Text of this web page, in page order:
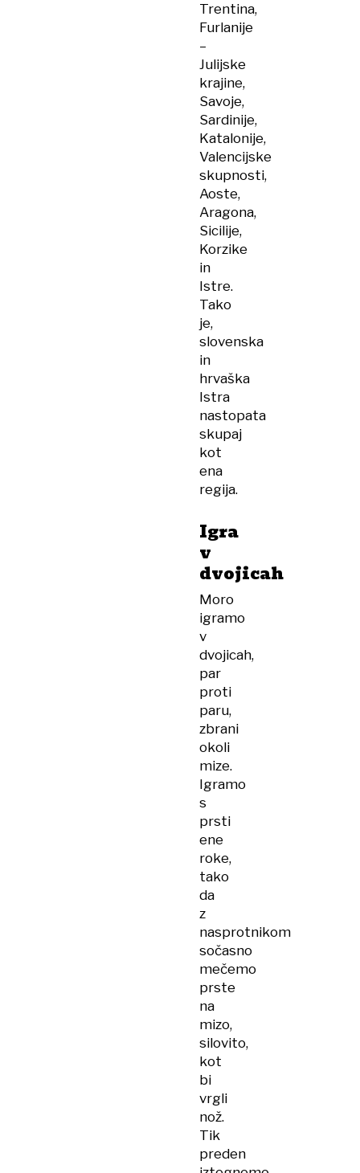
Trentina,
Furlanije
–
Julijske
krajine,
Savoje,
Sardinije,
Katalonije,
Valencijske
skupnosti,
Aoste,
Aragona,
Sicilije,
Korzike
in
Istre.
Tako
je,
slovenska
in
hrvaška
Istra
nastopata
skupaj
kot
ena
regija.
Igra
v
dvojicah
Moro
igramo
v
dvojicah,
par
proti
paru,
zbrani
okoli
mize.
Igramo
s
prsti
ene
roke,
tako
da
z
nasprotnikom
sočasno
mečemo
prste
na
mizo,
silovito,
kot
bi
vrgli
nož.
Tik
preden